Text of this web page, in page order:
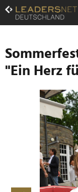
Zum
Inhalt
Zur
Navigation
Zur
Hauptnavigation
"Ein Herz